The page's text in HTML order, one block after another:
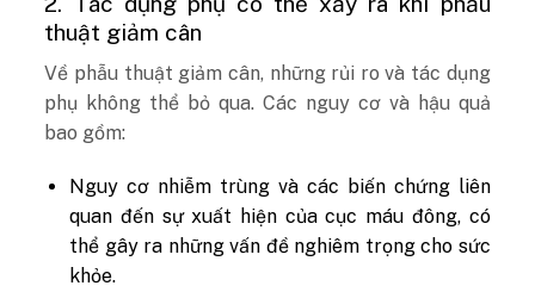
thuật giảm cân
Về phẫu thuật giảm cân, những rủi ro và tác dụng
phụ không thể bỏ qua. Các nguy cơ và hậu quả
bao gồm:
Nguy cơ nhiễm trùng và các biến chứng liên
quan đến sự xuất hiện của cục máu đông, có
thể gây ra những vấn đề nghiêm trọng cho sức
khỏe.